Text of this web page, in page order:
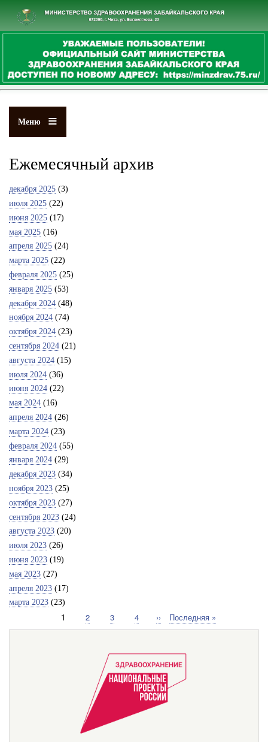
к
основному
содержанию
Меню
Ежемесячный архив
декабря 2025 (3)
июля 2025 (22)
июня 2025 (17)
мая 2025 (16)
апреля 2025 (24)
марта 2025 (22)
февраля 2025 (25)
января 2025 (53)
декабря 2024 (48)
ноября 2024 (74)
октября 2024 (23)
сентября 2024 (21)
августа 2024 (15)
июля 2024 (36)
июня 2024 (22)
мая 2024 (16)
апреля 2024 (26)
марта 2024 (23)
февраля 2024 (55)
января 2024 (29)
декабря 2023 (34)
ноября 2023 (25)
октября 2023 (27)
сентября 2023 (24)
августа 2023 (20)
июля 2023 (26)
июня 2023 (19)
мая 2023 (27)
апреля 2023 (17)
марта 2023 (23)
Текущая
страница
1 Страница
2 Страница
3 Страница
4
Следующая
страница
››
Последняя
страница
Последняя »